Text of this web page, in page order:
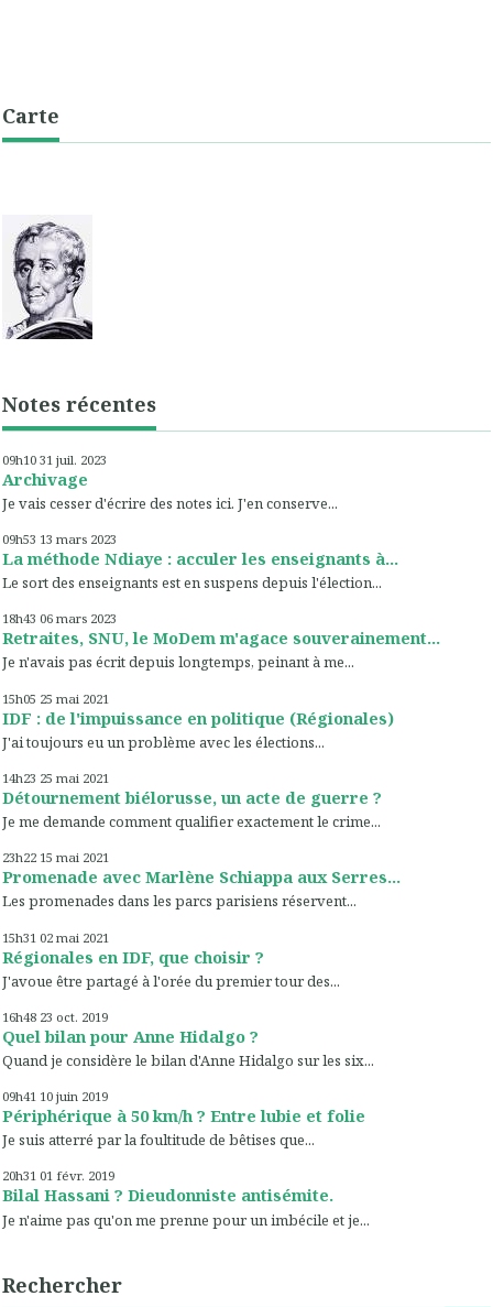
Carte
Notes récentes
09h10 31 juil. 2023
Archivage
Je vais cesser d'écrire des notes ici. J'en conserve...
09h53 13 mars 2023
La méthode Ndiaye : acculer les enseignants à...
Le sort des enseignants est en suspens depuis l'élection...
18h43 06 mars 2023
Retraites, SNU, le MoDem m'agace souverainement...
Je n'avais pas écrit depuis longtemps, peinant à me...
15h05 25 mai 2021
IDF : de l'impuissance en politique (Régionales)
J'ai toujours eu un problème avec les élections...
14h23 25 mai 2021
Détournement biélorusse, un acte de guerre ?
Je me demande comment qualifier exactement le crime...
23h22 15 mai 2021
Promenade avec Marlène Schiappa aux Serres...
Les promenades dans les parcs parisiens réservent...
15h31 02 mai 2021
Régionales en IDF, que choisir ?
J'avoue être partagé à l'orée du premier tour des...
16h48 23 oct. 2019
Quel bilan pour Anne Hidalgo ?
Quand je considère le bilan d'Anne Hidalgo sur les six...
09h41 10 juin 2019
Périphérique à 50 km/h ? Entre lubie et folie
Je suis atterré par la foultitude de bêtises que...
20h31 01 févr. 2019
Bilal Hassani ? Dieudonniste antisémite.
Je n'aime pas qu'on me prenne pour un imbécile et je...
Rechercher